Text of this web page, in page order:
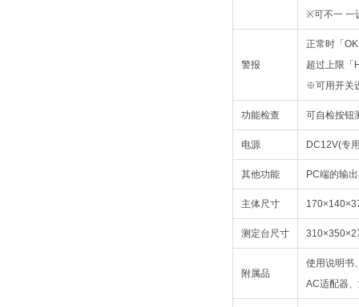
※可不一 一
警报
正常时「
超过上限「
※可用开关
功能检查 可自检按钮
电源 DC12V(专
其他功能 PC端的输
主体尺寸
测定台尺寸
附属品
使用说明书
AC适配器